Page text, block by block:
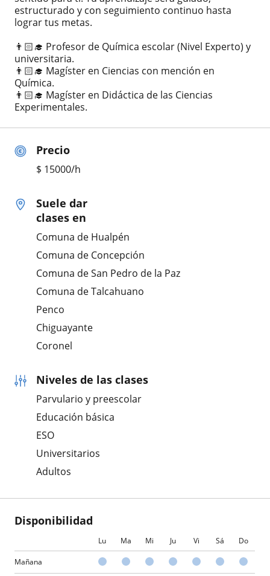
Precio
$ 15000/h
Suele dar
clases en
Comuna de Hualpén
Comuna de Concepción
Comuna de San Pedro de la Paz
Comuna de Talcahuano
Penco
Chiguayante
Coronel
Niveles de las clases
Parvulario y preescolar
Educación básica
ESO
Universitarios
Adultos
Disponibilidad
Lu Ma Mi Ju Vi Sá Do
Mañana
estructurado y con seguimiento continuo hasta
lograr tus metas.
👨🏻‍🎓 Profesor de Química escolar (Nivel Experto) y
universitaria.
👨🏻‍🎓 Magíster en Ciencias con mención en
Química.
👨🏻‍🎓 Magíster en Didáctica de las Ciencias
Experimentales.